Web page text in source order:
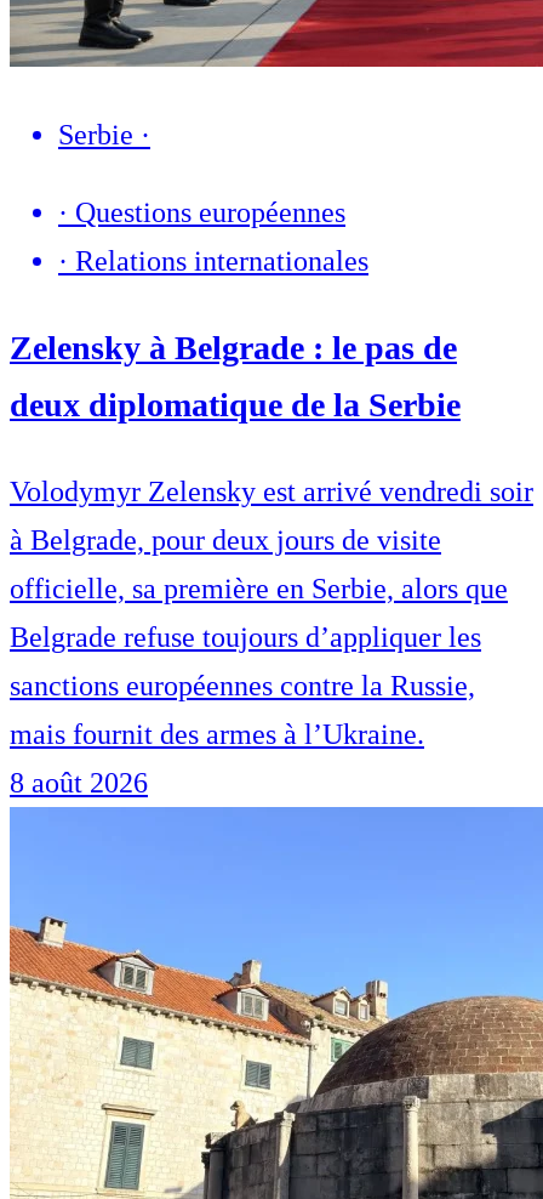
Serbie ·
· Questions européennes
· Relations internationales
Zelensky à Belgrade : le pas de
deux diplomatique de la Serbie
Volodymyr Zelensky est arrivé vendredi soir
à Belgrade, pour deux jours de visite
officielle, sa première en Serbie, alors que
Belgrade refuse toujours d’appliquer les
sanctions européennes contre la Russie,
mais fournit des armes à l’Ukraine.
8 août 2026